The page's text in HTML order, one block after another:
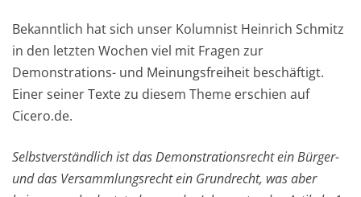
Bekanntlich hat sich unser Kolumnist Heinrich Schmitz
in den letzten Wochen viel mit Fragen zur
Demonstrations- und Meinungsfreiheit beschäftigt.
Einer seiner Texte zu diesem Theme erschien auf
Cicero.de.
Selbstverständlich ist das Demonstrationsrecht ein Bürger-
und das Versammlungsrecht ein Grundrecht, was aber